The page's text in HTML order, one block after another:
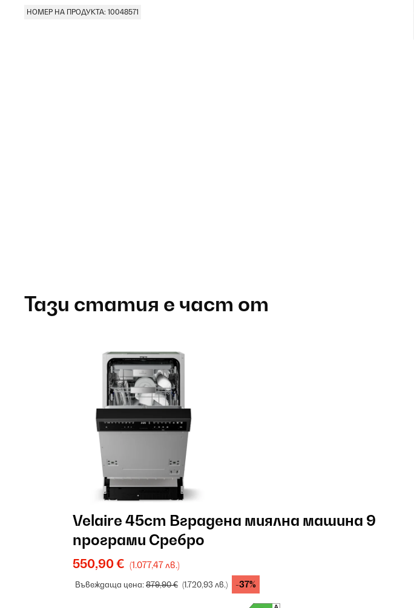
НОМЕР НА ПРОДУКТА: 10048571
Тази статия е част от
Velaire 45cm Вградена миялна машина 9
програми Сребро
550,90 € (1.077,47 лв.)
Въвеждаща цена:879,90 € (1.720,93 лв.) -37%